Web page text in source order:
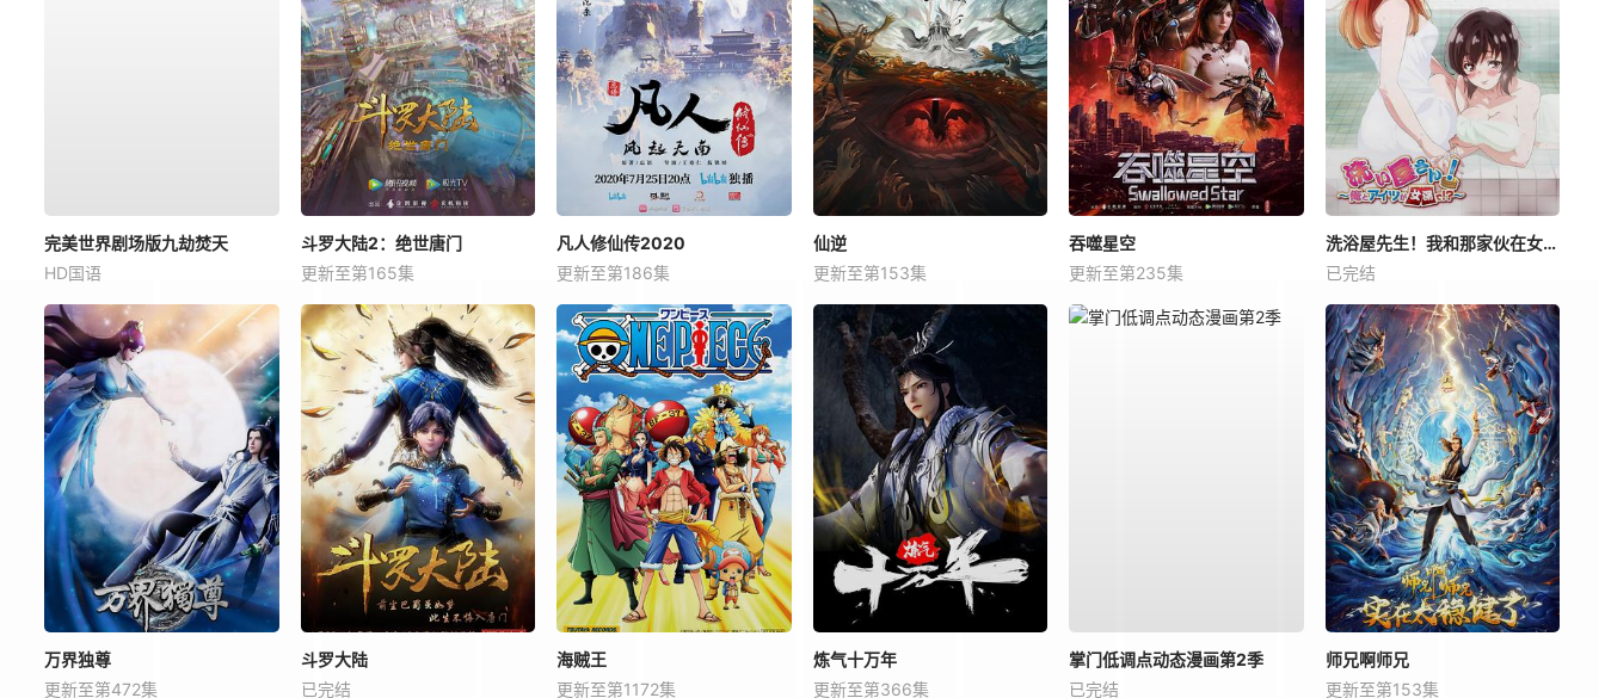
完美世界剧场版九劫焚天
HD国语
斗罗大陆2：绝世唐门
更新至第165集
凡人修仙传2020
更新至第186集
仙逆
更新至第153集
吞噬星空
更新至第235集
洗浴屋先生！我和那家伙在女浴池！？
已完结
万界独尊
更新至第472集
斗罗大陆
已完结
海贼王
更新至第1172集
炼气十万年
更新至第366集
掌门低调点动态漫画第2季
已完结
师兄啊师兄
更新至第153集